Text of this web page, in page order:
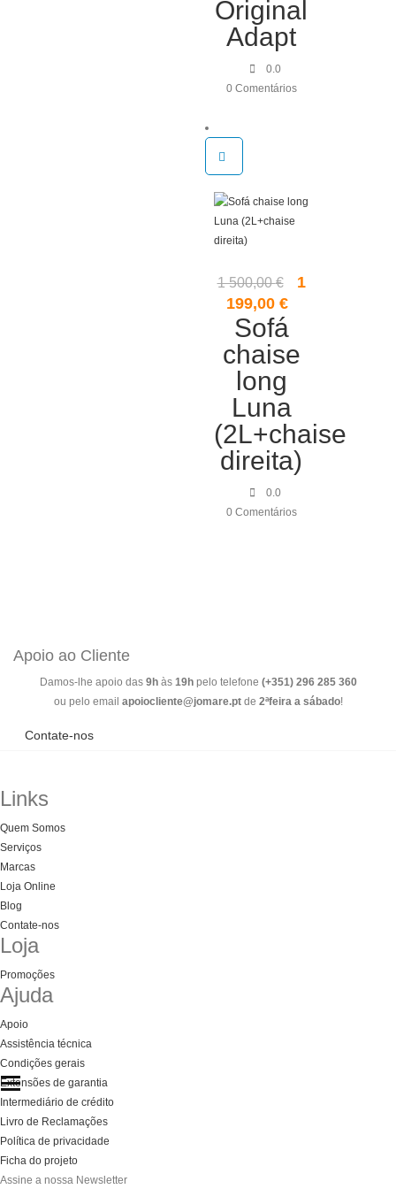
91,00 €.
68,25 €.
Original
Adapt
0.0
0 Comentários
1 500,00€
O
preço
era:
1
1
199,00 €
é:
Sofá
chaise
long
Luna
(2L+chaise
direita)
0.0
0 Comentários
Apoio ao Cliente
Damos-lhe apoio das 9hàs 19hpelo telefone (+351) 296 285 360
ou pelo email apoiocliente@jomare.ptde 2ªfeira a sábado!
Contate-nos
Links
Categories
Quem Somos
Serviços
Marcas
Loja Online
Blog
Contate-nos
Loja
Categories
Promoções
Ajuda
Categories
Apoio
Assistência técnica
Condições gerais
Extensões de garantia
Intermediário de crédito
Livro de Reclamações
Política de privacidade
Ficha do projeto
Assine a nossa Newsletter